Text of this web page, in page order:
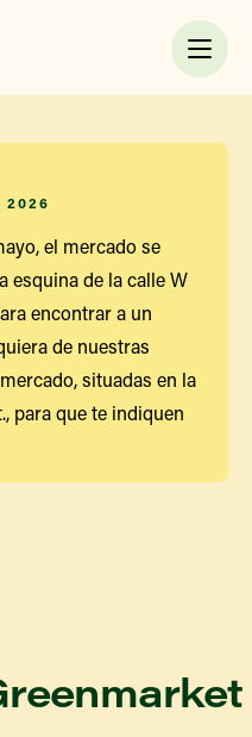
2026
el mercado se
esquina de la calle W
encontrar a un
de nuestras
situadas en la
para que te indiquen